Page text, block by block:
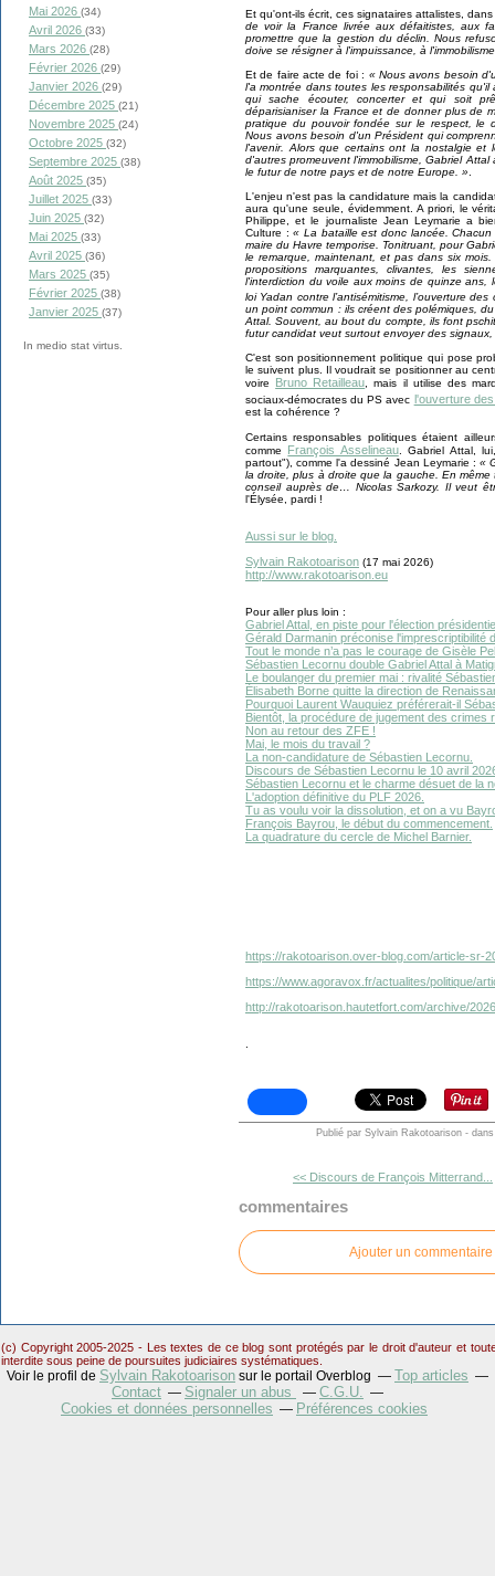
Mai 2026 (34)
Avril 2026 (33)
Mars 2026 (28)
Février 2026 (29)
Janvier 2026 (29)
Décembre 2025 (21)
Novembre 2025 (24)
Octobre 2025 (32)
Septembre 2025 (38)
Août 2025 (35)
Juillet 2025 (33)
Juin 2025 (32)
Mai 2025 (33)
Avril 2025 (36)
Mars 2025 (35)
Février 2025 (38)
Janvier 2025 (37)
In medio stat virtus.
Et qu'ont-ils écrit, ces signataires attalistes,
de voir la France livrée aux défaitistes, aux
promettre que la gestion du déclin. Nous
doive se résigner à l'impuissance, à
Et de faire acte de foi : « Nous avons besoin
l'a montrée dans toutes les responsabilités
qui sache écouter, concerter et qui soit
déparisianiser la France et de donner plus de
pratique du pouvoir fondée sur le respect, le
Nous avons besoin d'un Président qui
l'avenir. Alors que certains ont la nostalgie et
d'autres promeuvent l'immobilisme, Gabriel
le futur de notre pays et de notre Europe. »
L'enjeu n'est pas la candidature mais la
aura qu'une seule, évidemment. A priori, le
Philippe, et le journaliste Jean Leymarie a
Culture :« La bataille est donc lancée.
maire du Havre temporise. Tonitruant, pour
le remarque, maintenant, et pas dans six
propositions marquantes, clivantes, les
l'interdiction du voile aux moins de quinze ans,
loi Yadan contre l’antisémitisme, l’ouverture des
un point commun : ils créent des polémiques,
Attal. Souvent, au bout du compte, ils font
futur candidat veut surtout envoyer des
C'est son positionnement politique qui pose
le suivent plus. Il voudrait se positionner au
voire
Bruno Retailleau, mais il utilise des
sociaux-démocrates du PS avec l'ouverture
est la cohérence ?
Certains responsables politiques étaient
comme François Asselineau. Gabriel Attal,
partout"), comme l'a dessiné Jean Leymarie : «
la droite, plus à droite que la gauche. En
conseil auprès de… Nicolas Sarkozy. Il veut
l'Élysée, pardi !
Aussi sur le blog.
Sylvain Rakotoarison (17 mai 2026)
http://www.rakotoarison.eu
Pour aller plus loin :
Gabriel Attal, en piste pour l'élection
Gérald Darmanin préconise l'imprescriptibilité
Tout le monde n’a pas le courage de Gisèle
Sébastien Lecornu double Gabriel Attal à
Le boulanger du premier mai : rivalité
Élisabeth Borne quitte la direction de
Pourquoi Laurent Wauquiez préférerait-il
Bientôt, la procédure de jugement des crimes
Non au retour des ZFE !
Mai, le mois du travail ?
La non-candidature de Sébastien Lecornu.
Discours de Sébastien Lecornu le 10 avril
Sébastien Lecornu et le charme désuet de la
L'adoption définitive du PLF 2026.
Tu as voulu voir la dissolution, et on a vu
François Bayrou, le début du commencement.
La quadrature du cercle de Michel Barnier.
https://rakotoarison.over-blog.com/article-sr-
https://www.agoravox.fr/actualites/politique/
http://rakotoarison.hautetfort.com/archive/
Publié par Sylvain Rakotoarison -
<< Discours de François Mitterrand...
commentaires
Ajouter un commentaire
(c) Copyright 2005-2025 - Les textes de ce blog sont protégés par le droit d'auteur et
interdite sous peine de poursuites judiciaires systématiques.
Voir le profil de Sylvain Rakotoarison sur le portail Overblog
Top articles
Contact
Signaler un abus
C.G.U.
Cookies et données personnelles
Préférences cookies